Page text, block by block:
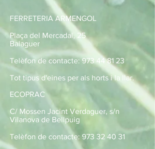
FERRETERIA ARMENGOL
Plaça del Mercadal, 25
Balaguer
Telèfon de contacte:973 44 81 23
Tot tipus d'eines per als horts i la llar.
ECOPRAC
C/ Mossen Jacint Verdaguer, s/n
Vilanova de Bellpuig
Telèfon de contacte: 973 32 40 31